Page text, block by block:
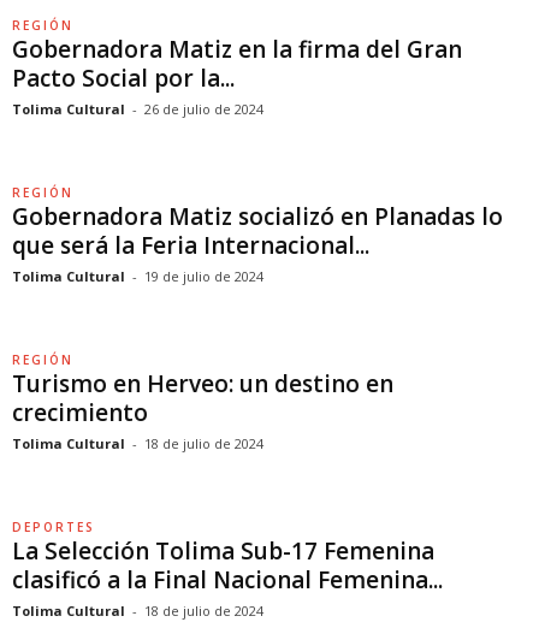
REGIÓN
Gobernadora Matiz en la firma del Gran
Pacto Social por la...
Tolima Cultural - 26 de julio de 2024
REGIÓN
Gobernadora Matiz socializó en Planadas lo
que será la Feria Internacional...
Tolima Cultural - 19 de julio de 2024
REGIÓN
Turismo en Herveo: un destino en
crecimiento
Tolima Cultural - 18 de julio de 2024
DEPORTES
La Selección Tolima Sub-17 Femenina
clasificó a la Final Nacional Femenina...
Tolima Cultural - 18 de julio de 2024